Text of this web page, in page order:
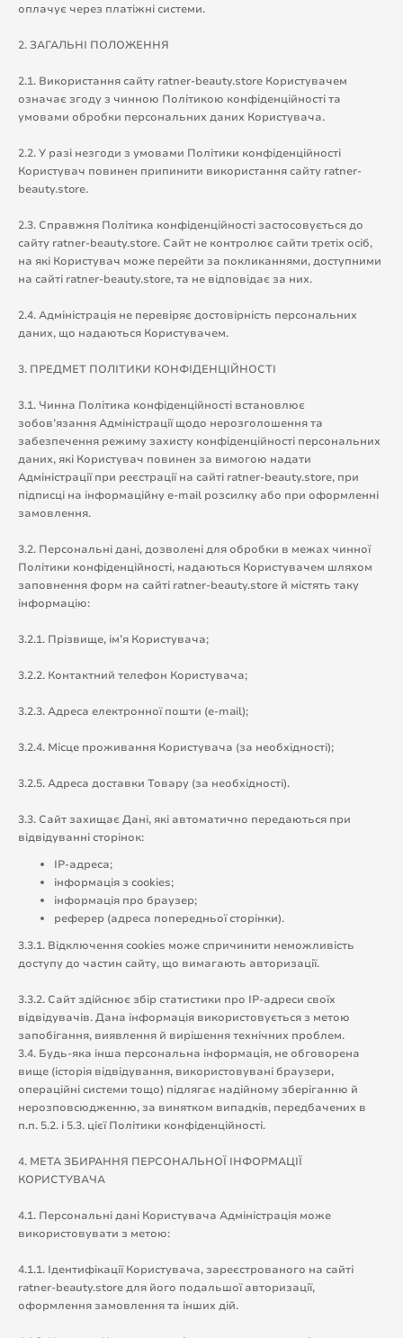
оплачує через платіжні системи.
2. ЗАГАЛЬНІ ПОЛОЖЕННЯ
2.1. Використання сайту ratner-beauty.store Користувачем
означає згоду з чинною Політикою конфіденційності та
умовами обробки персональних даних Користувача.
2.2. У разі незгоди з умовами Політики конфіденційності
Користувач повинен припинити використання сайту ratner-
beauty.store.
2.3. Справжня Політика конфіденційності застосовується до
сайту ratner-beauty.store. Сайт не контролює сайти третіх осіб,
на які Користувач може перейти за покликаннями, доступними
на сайті ratner-beauty.store, та не відповідає за них.
2.4. Адміністрація не перевіряє достовірність персональних
даних, що надаються Користувачем.
3. ПРЕДМЕТ ПОЛІТИКИ КОНФІДЕНЦІЙНОСТІ
3.1. Чинна Політика конфіденційності встановлює
зобов’язання Адміністрації щодо нерозголошення та
забезпечення режиму захисту конфіденційності персональних
даних, які Користувач повинен за вимогою надати
Адміністрації при реєстрації на сайті ratner-beauty.store, при
підписці на інформаційну e-mail розсилку або при оформленні
замовлення.
3.2. Персональні дані, дозволені для обробки в межах чинної
Політики конфіденційності, надаються Користувачем шляхом
заповнення форм на сайті ratner-beauty.store й містять таку
інформацію:
3.2.1. Прізвище, ім’я Користувача;
3.2.2. Контактний телефон Користувача;
3.2.3. Адреса електронної пошти (e-mail);
3.2.4. Місце проживання Користувача (за необхідності);
3.2.5. Адреса доставки Товару (за необхідності).
3.3. Сайт захищає Дані, які автоматично передаються при
відвідуванні сторінок:
IP-адреса;
інформація з cookies;
інформація про браузер;
реферер (адреса попередньої сторінки).
3.3.1. Відключення cookies може спричинити неможливість
доступу до частин сайту, що вимагають авторизації.
3.3.2. Сайт здійснює збір статистики про IP-адреси своїх
відвідувачів. Дана інформація використовується з метою
запобігання, виявлення й вирішення технічних проблем.
3.4. Будь-яка інша персональна інформація, не обговорена
вище (історія відвідування, використовувані браузери,
операційні системи тощо) підлягає надійному зберіганню й
нерозповсюдженню, за винятком випадків, передбачених в
п.п. 5.2. і 5.3. цієї Політики конфіденційності.
4. МЕТА ЗБИРАННЯ ПЕРСОНАЛЬНОЇ ІНФОРМАЦІЇ
КОРИСТУВАЧА
4.1. Персональні дані Користувача Адміністрація може
використовувати з метою:
4.1.1. Ідентифікації Користувача, зареєстрованого на сайті
ratner-beauty.store для його подальшої авторизації,
оформлення замовлення та інших дій.